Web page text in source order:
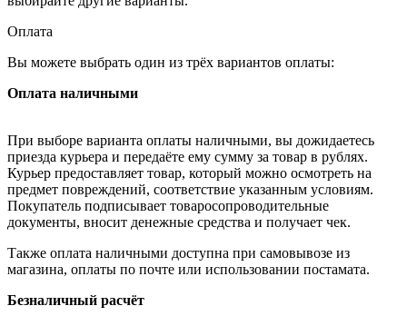
Оплата
Вы можете выбрать один из трёх вариантов оплаты:
Оплата наличными
При выборе варианта оплаты наличными, вы дожидаетесь
приезда курьера и передаёте ему сумму за товар в рублях.
Курьер предоставляет товар, который можно осмотреть на
предмет повреждений, соответствие указанным условиям.
Покупатель подписывает товаросопроводительные
документы, вносит денежные средства и получает чек.
Также оплата наличными доступна при самовывозе из
магазина, оплаты по почте или использовании постамата.
Безналичный расчёт